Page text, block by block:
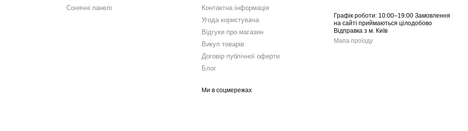
Сонячні панелі
Контактна інформація
Угода користувача
Відгуки про магазин
Викуп товарів
Договір публічної оферти
Блог
Ми в соцмережах
Графік роботи: 10:00–19:00 Замовлення
на сайті приймаються цілодобово
Відправка з м. Київ
Мапа проїзду